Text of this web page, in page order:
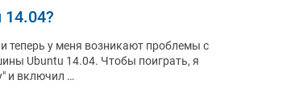
14.04?
теперь у меня возникают проблемы с
Ubuntu 14.04. Чтобы поиграть, я
и включил …